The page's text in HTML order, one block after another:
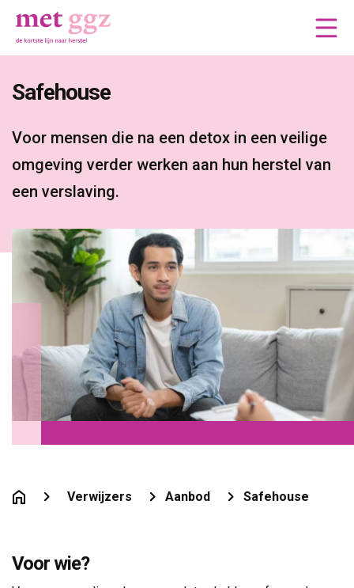
Safehouse
Voor mensen die na een detox in een veilige
omgeving verder werken aan hun herstel van
een verslaving.
Verwijzers Aanbod Safehouse
Voor wie?